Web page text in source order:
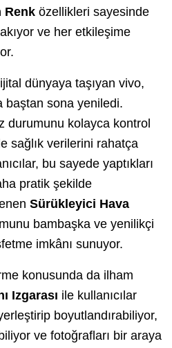
Renk özellikleri sayesinde
ve her etkileşime
dünyaya taşıyan vivo,
baştan sona yeniledi.
durumunu kolayca kontrol
sağlık verilerini rahatça
bu sayede yaptıkları
pratik şekilde
Sürükleyici Hava
bambaşka ve yenilikçi
imkânı sunuyor.
konusunda da ilham
Izgarası ile kullanıcılar
boyutlandırabiliyor,
ve fotoğrafları bir araya